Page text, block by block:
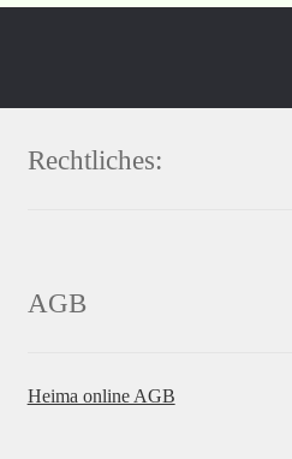
Rechtliches:
AGB
Heima online AGB